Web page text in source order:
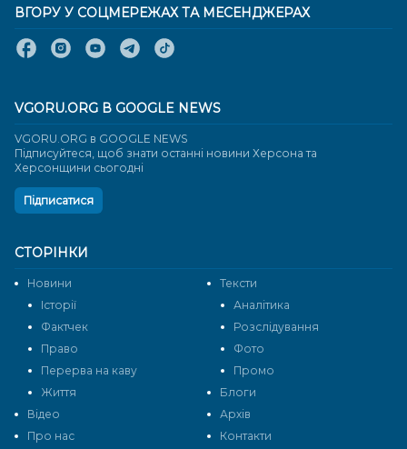
СТОРІНКИ
Новини
Тексти
Історії
Аналітика
Фактчек
Розслідування
Право
Фото
Перерва на каву
Промо
Життя
Блоги
Відео
Архів
Про нас
Контакти
ВГОРУ У СОЦМЕРЕЖАХ ТА МЕСЕНДЖЕРАХ
VGORU.ORG В GOOGLE NEWS
VGORU.ORG в GOOGLE NEWS
Підписуйтеся, щоб знати останні новини Херсона та
Херсонщини сьогодні
Підписатися